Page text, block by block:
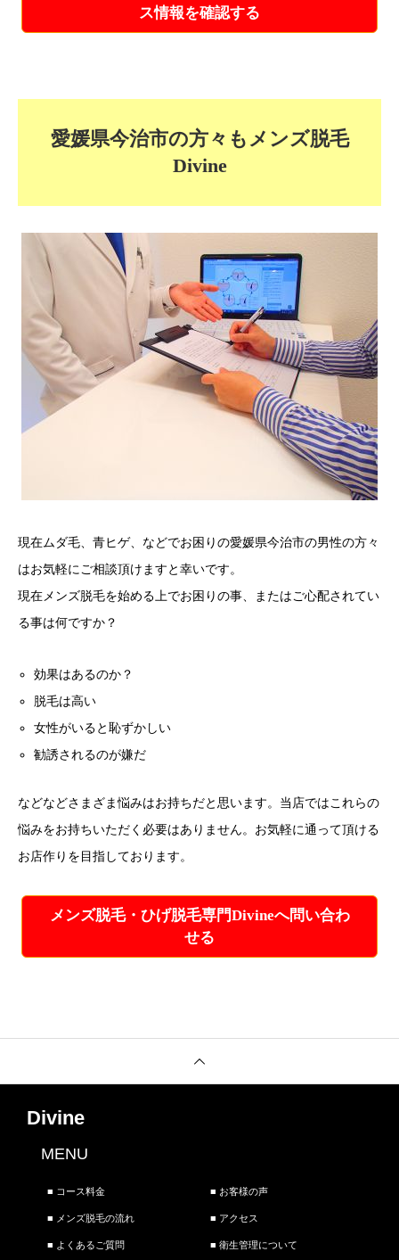
ス情報を確認する
愛媛県今治市の方々もメンズ脱毛
Divine
現在ムダ毛、青ヒゲ、などでお困りの愛媛県今治市の男性の方々
はお気軽にご相談頂けますと幸いです。
現在メンズ脱毛を始める上でお困りの事、またはご心配されてい
る事は何ですか？
効果はあるのか？
脱毛は高い
女性がいると恥ずかしい
勧誘されるのが嫌だ
などなどさまざま悩みはお持ちだと思います。当店ではこれらの
悩みをお持ちいただく必要はありません。お気軽に通って頂ける
お店作りを目指しております。
メンズ脱毛・ひげ脱毛専門Divineへ問い合わ
せる
Divine
MENU
■ コース料金 ■ お客様の声
■ メンズ脱毛の流れ ■ アクセス
■ よくあるご質問 ■ 衛生管理について